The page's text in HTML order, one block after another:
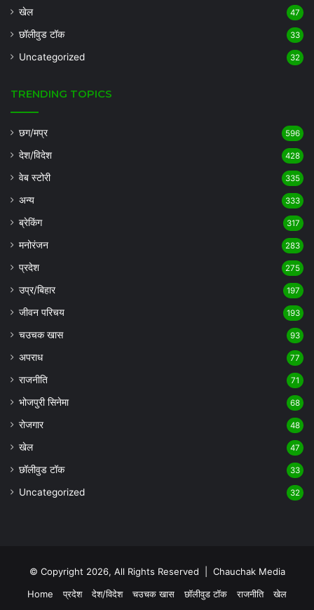
खेल 47
छॉलीवुड टॉक 33
Uncategorized 32
TRENDING TOPICS
छग/मप्र 596
देश/विदेश 428
वेब स्टोरी 335
अन्य 333
ब्रेकिंग 317
मनोरंजन 283
प्रदेश 275
उप्र/बिहार 197
जीवन परिचय 193
चउचक खास 93
अपराध 77
राजनीति 71
भोजपुरी सिनेमा 68
रोजगार 48
खेल 47
छॉलीवुड टॉक 33
Uncategorized 32
© Copyright 2026, All Rights Reserved | Chauchak Media
Home
प्रदेश देश/विदेश चउचक खास छॉलीवुड टॉक राजनीति खेल